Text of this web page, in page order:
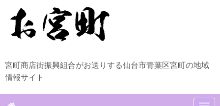
宮町商店街振興組合がお送りする仙台市青葉区宮町の地域
情報サイト